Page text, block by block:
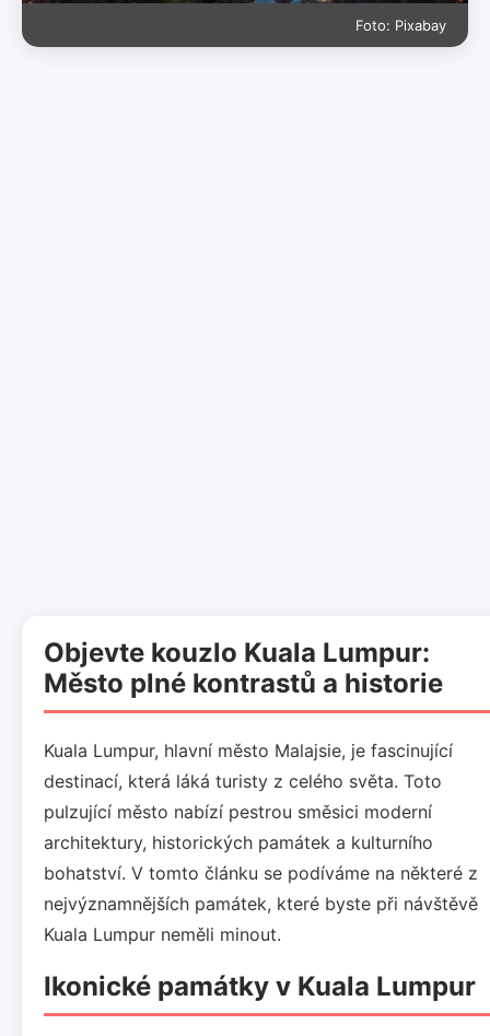
Foto: Pixabay
Objevte kouzlo Kuala Lumpur:
Město plné kontrastů a historie
Kuala Lumpur, hlavní město Malajsie, je fascinující
destinací, která láká turisty z celého světa. Toto
pulzující město nabízí pestrou směsici moderní
architektury, historických památek a kulturního
bohatství. V tomto článku se podíváme na některé z
nejvýznamnějších památek, které byste při návštěvě
Kuala Lumpur neměli minout.
Ikonické památky v Kuala Lumpur